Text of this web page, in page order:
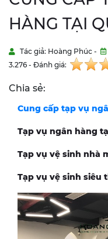
HÀNG TẠI
Tác giả: Hoàng Phúc -
3.276 - Đánh giá:
Chia sẻ:
Cung cấp tạp vụ
Tạp vụ ngân hàng
Tạp vụ vệ sinh nhà
Tạp vụ vệ sinh siêu